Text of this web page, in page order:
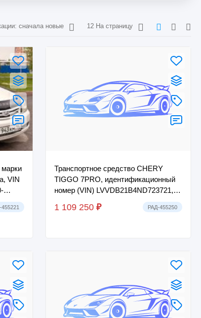
сначала новые 12 На страницу
VIN
Транспортное средство CHERY
TIGGO 7PRO, идентификационный
номер (VIN) LVVDB21B4ND723721,
1 109 250 ₽ РАД-455250